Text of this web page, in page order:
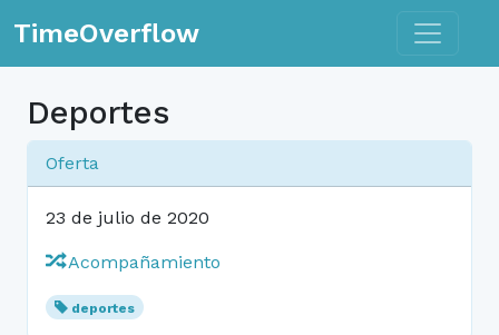
TimeOverflow Toggle
Deportes
Oferta
23 de julio de 2020
Acompañamiento
deportes